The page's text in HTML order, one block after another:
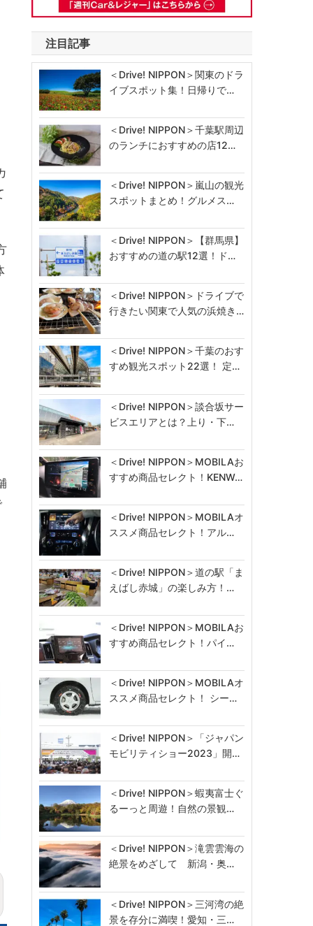
注目記事
＜Drive! NIPPON＞関東のドラ
イブスポット集！日帰りで…
＜Drive! NIPPON＞千葉駅周辺
のランチにおすすめの店12…
＜Drive! NIPPON＞嵐山の観光
スポットまとめ！グルメス…
＜Drive! NIPPON＞【群馬県】
おすすめの道の駅12選！ド…
＜Drive! NIPPON＞ドライブで
行きたい関東で人気の浜焼き…
＜Drive! NIPPON＞千葉のおす
すめ観光スポット22選！ 定…
＜Drive! NIPPON＞談合坂サー
ビスエリアとは？上り・下…
＜Drive! NIPPON＞MOBILAお
すすめ商品セレクト！KENW…
＜Drive! NIPPON＞MOBILAオ
ススメ商品セレクト！アル…
＜Drive! NIPPON＞道の駅「ま
えばし赤城」の楽しみ方！…
＜Drive! NIPPON＞MOBILAお
すすめ商品セレクト！パイ…
＜Drive! NIPPON＞MOBILAオ
ススメ商品セレクト！ シー…
＜Drive! NIPPON＞「ジャパン
モビリティショー2023」開…
＜Drive! NIPPON＞蝦夷富士ぐ
るーっと周遊！自然の景観…
＜Drive! NIPPON＞滝雲雲海の
絶景をめざして 新潟・奥…
＜Drive! NIPPON＞三河湾の絶
景を存分に満喫！愛知・三…